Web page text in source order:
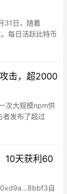
31日，随着
每日活跃比特币
2024年12月10
单笔低于1 BTC
击，超2000
次大规模npm供
者发布了超过
泛使用的键值
MongoDB等后
10天获利60
0xd9a…8bbf3自